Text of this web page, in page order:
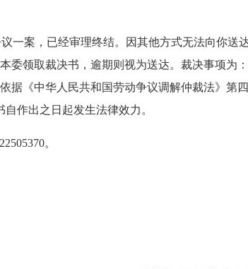
一案，已经审理终结。因其他方式无法向你送
委领取裁决书，逾期则视为送达。 裁决事项为：
据《中华人民共和国劳动争议调解仲裁法》第
作出之日起发生法律效力。
。